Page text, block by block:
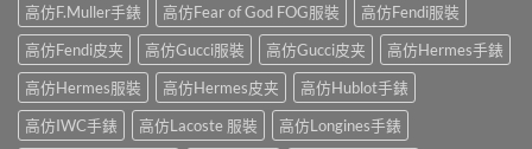
高仿F.Muller手錶
高仿Fear of God FOG服裝
高仿Fendi服裝
高仿Fendi皮夹
高仿Gucci服裝 高仿Gucci皮夹
高仿Hermes手錶
高仿Hermes服裝
高仿Hermes皮夹
高仿Hublot手錶
高仿IWC手錶
高仿Lacoste 服裝
高仿Longines手錶